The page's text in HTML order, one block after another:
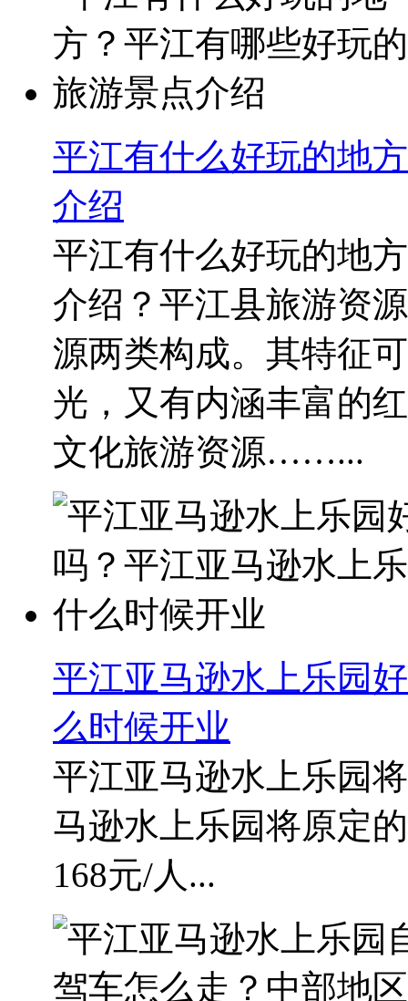
平江有什么好玩的地
介绍
平江有什么好玩的地
介绍？平江县旅游资
源两类构成。其特征
光，又有内涵丰富的
文化旅游资源……...
平江亚马逊水上乐园
么时候开业
平江亚马逊水上乐园
马逊水上乐园将原定
168元/人...